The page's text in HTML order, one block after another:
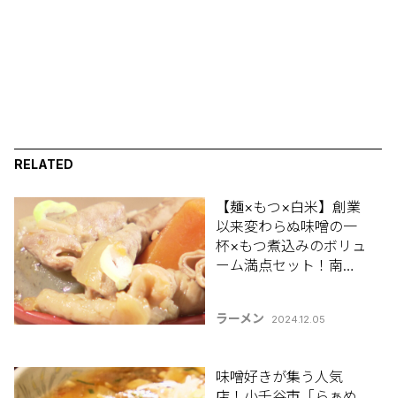
RELATED
【麺×もつ×白米】創業
以来変わらぬ味噌の一
杯×もつ煮込みのボリュ
ーム満点セット！南魚
ラーメン 2024.12.05
味噌好きが集う人気